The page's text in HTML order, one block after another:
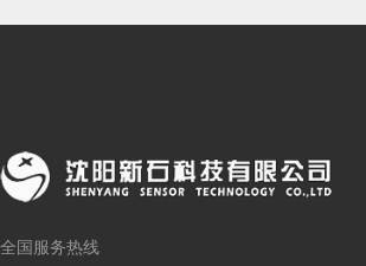
全国服务热线